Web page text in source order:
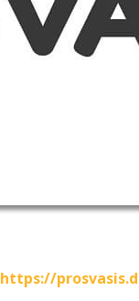
https://